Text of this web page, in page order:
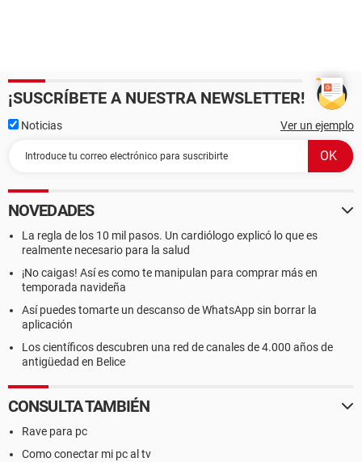
¡SUSCRÍBETE A NUESTRA NEWSLETTER!
Noticias Ver un ejemplo
NOVEDADES
La regla de los 10 mil pasos. Un cardiólogo explicó lo que es
realmente necesario para la salud
¡No caigas! Así es como te manipulan para comprar más en
temporada navideña
Así puedes tomarte un descanso de WhatsApp sin borrar la
aplicación
Los científicos descubren una red de canales de 4.000 años de
antigüedad en Belice
CONSULTA TAMBIÉN
Rave para pc
Como conectar mi pc al tv